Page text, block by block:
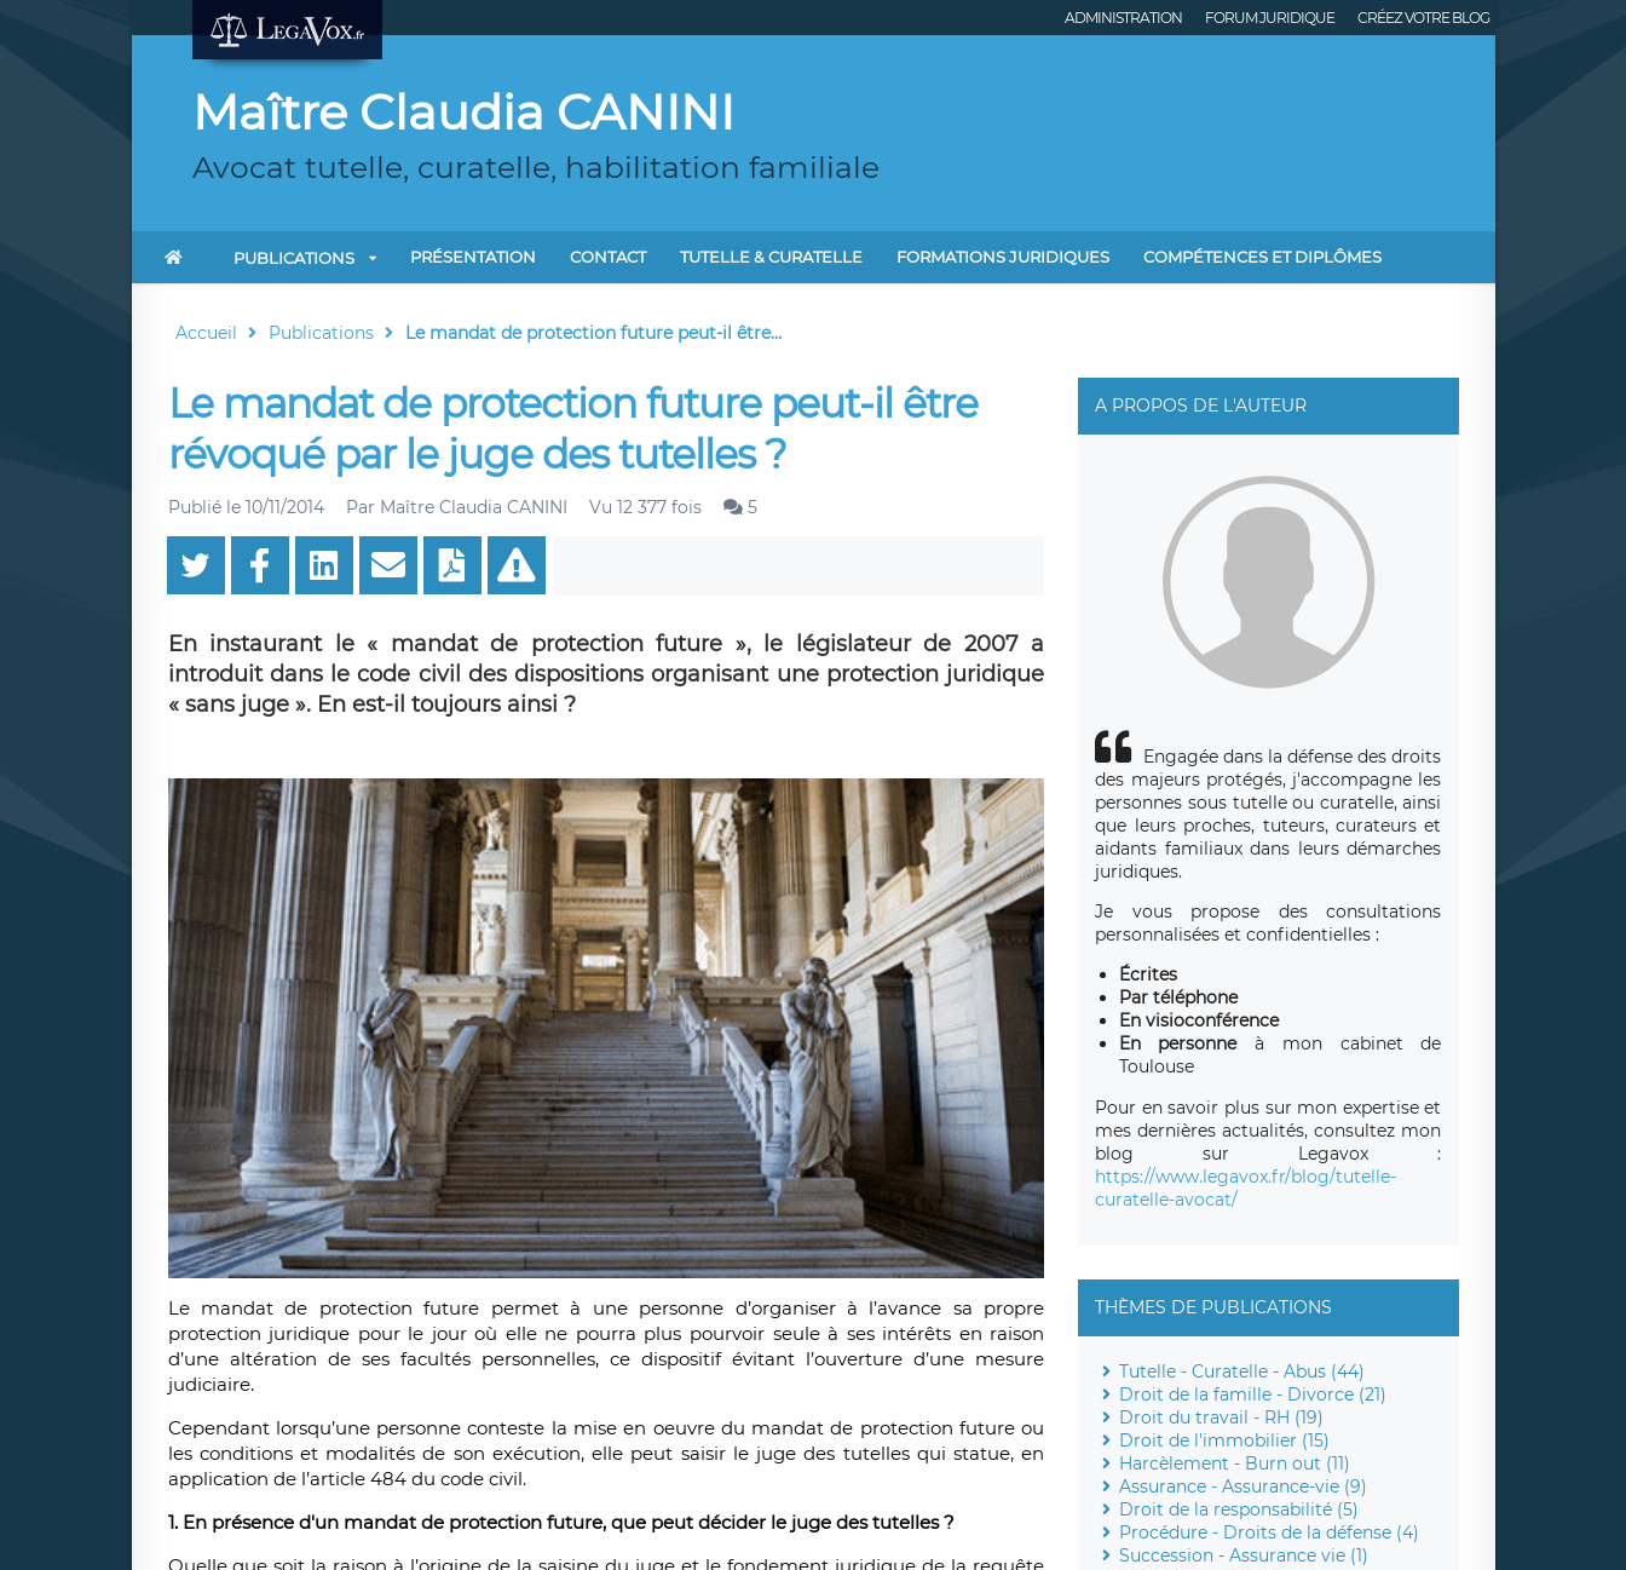
ADMINISTRATION FORUM JURIDIQUE CRÉEZ VOTRE BLOG
Maître Claudia CANINI
Avocat tutelle, curatelle, habilitation familiale
PUBLICATIONS PRÉSENTATION CONTACT TUTELLE & CURATELLE FORMATIONS JURIDIQUES COMPÉTENCES ET DIPLÔMES
Accueil Publications Le mandat de protection future peut-il être...
Le mandat de protection future peut-il être
révoqué par le juge des tutelles ?
Publié le 10/11/2014 Par Maître Claudia CANINI Vu 12 377 fois 5
En instaurant le « mandat de protection future », le législateur de 2007 a
introduit dans le code civil des dispositions organisant une protection juridique
« sans juge ». En est-il toujours ainsi ?
Le mandat de protection future permet à une personne d’organiser à l’avance sa propre
protection juridique pour le jour où elle ne pourra plus pourvoir seule à ses intérêts en raison
d’une altération de ses facultés personnelles, ce dispositif évitant l’ouverture d’une mesure
judiciaire.
Cependant lorsqu’une personne conteste la mise en oeuvre du mandat de protection future ou
les conditions et modalités de son exécution, elle peut saisir le juge des tutelles qui statue, en
application de l’article 484 du code civil.
1. En présence d'un mandat de protection future, que peut décider le juge des tutelles ?
A PROPOS DE L'AUTEUR
Engagée dans la défense des droits
des majeurs protégés, j'accompagne les
personnes sous tutelle ou curatelle, ainsi
que leurs proches, tuteurs, curateurs et
aidants familiaux dans leurs démarches
juridiques.
Je vous propose des consultations
personnalisées et confidentielles :
Écrites
Par téléphone
En visioconférence
En personneà mon cabinet de
Toulouse
Pour en savoir plus sur mon expertise et
mes dernières actualités, consultez mon
blog sur Legavox :
https://www.legavox.fr/blog/tutelle-
curatelle-avocat/
THÈMES DE PUBLICATIONS
Tutelle - Curatelle - Abus (44)
Droit de la famille - Divorce (21)
Droit du travail - RH (19)
Droit de l'immobilier (15)
Harcèlement - Burn out (11)
Assurance - Assurance-vie (9)
Droit de la responsabilité (5)
Procédure - Droits de la défense (4)
Succession - Assurance vie (1)